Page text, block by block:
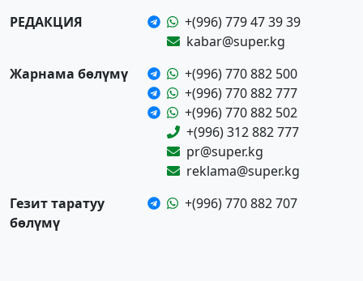
РЕДАКЦИЯ
+(996) 779 47 39 39
kabar@super.kg
Жарнама бөлүмү
+(996) 770 882 500
+(996) 770 882 777
+(996) 770 882 502
+(996) 312 882 777
pr@super.kg
reklama@super.kg
Гезит таратуу
бөлүмү
+(996) 770 882 707